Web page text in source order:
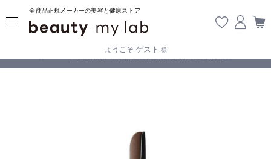
全商品正規メーカーの美容と健康ストア
ようこそ ゲスト 様
【重要】熊本地震の影響により遅延が生じております